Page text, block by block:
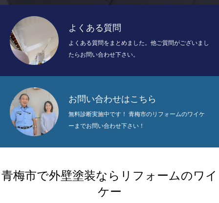
よくある質問
よくある質問をまとめました。他ご質問がございまし
たらお問い合わせ下さい。
お問い合わせはこちら
無料診断実施中です！ 青梅市のリフォームのワイケ
ーまでお問い合わせ下さい！
青梅市で外壁塗装ならリフォームのワイ
ケー